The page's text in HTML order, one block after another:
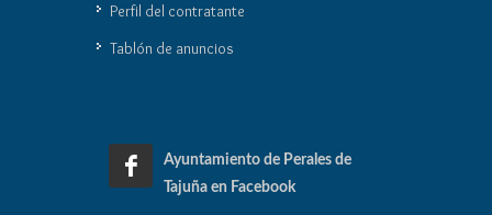
Perfil del contratante
Tablón de anuncios
Ayuntamiento de Perales de
Tajuña en Facebook